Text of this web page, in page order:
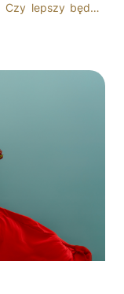
lepszy będzie
zależy
produktów.